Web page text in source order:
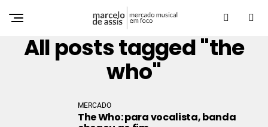
All posts tagged "the
who"
MERCADO
The Who: para vocalista, banda